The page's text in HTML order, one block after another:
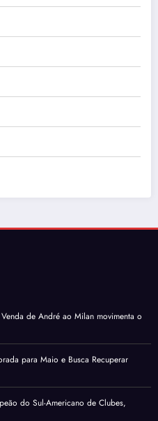
de André ao Milan movimenta o
para Maio e Busca Recuperar
do Sul-Americano de Clubes,